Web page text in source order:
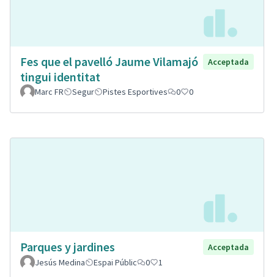
Fes que el pavelló Jaume Vilamajó
tingui identitat
Acceptada
Marc FR Segur Pistes Esportives 0 0
Parques y jardines
Acceptada
Jesús Medina
Espai Públic 0 1